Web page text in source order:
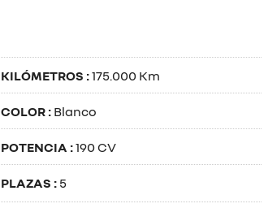
KILÓMETROS :175.000 Km
COLOR : Blanco
POTENCIA :190 CV
PLAZAS : 5